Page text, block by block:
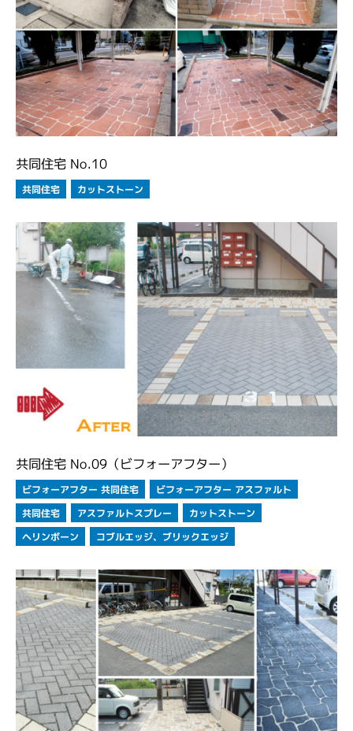
共同住宅 No.10
共同住宅 カットストーン
共同住宅 No.09（ビフォーアフター）
ビフォーアフター 共同住宅 ビフォーアフター アスファルト
共同住宅 アスファルトスプレー カットストーン
ヘリンボーン コブルエッジ、ブリックエッジ